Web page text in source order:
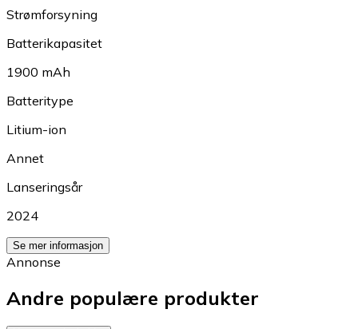
Strømforsyning
Batterikapasitet
1900 mAh
Batteritype
Litium-ion
Annet
Lanseringsår
2024
Se mer informasjon
Annonse
Andre populære produkter